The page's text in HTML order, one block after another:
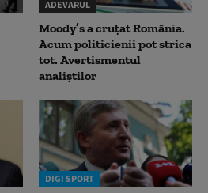
ADEVARUL
Moody’s a cruțat România.
Acum politicienii pot strica
tot. Avertismentul
analiștilor
DIGI SPORT